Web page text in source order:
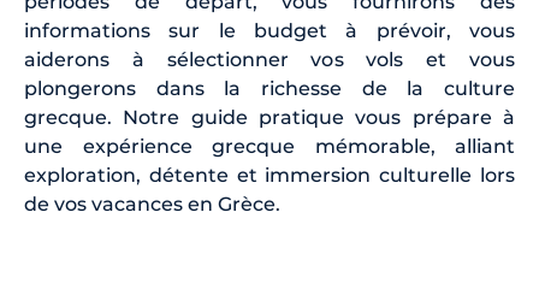
informations sur le budget à prévoir, vous
aiderons à sélectionner vos vols et vous
plongerons dans la richesse de la culture
grecque. Notre guide pratique vous prépare à
une expérience grecque mémorable, alliant
exploration, détente et immersion culturelle lors
de vos vacances en Grèce.